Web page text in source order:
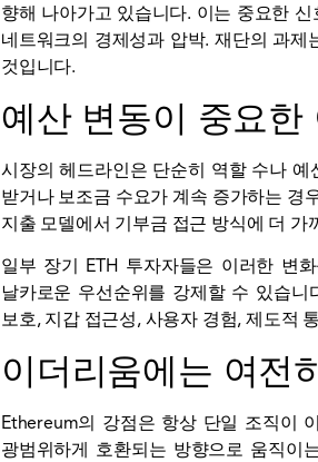
향해 나아가고 있습니다. 이는 중요한 신
네트워크의 경제성과 압박. 재단의 과
것입니다.
예산 변동이 중요한
시장의 헤드라인은 단순히 역할 수나
받거나 보조금 수요가 계속 증가하는 경
지출 모델에서 기부금 접근 방식에 더
일부 장기 ETH 투자자들은 이러한 변
날카로운 우선순위를 강제할 수 있습
보호, 지갑접근성, 사용자 경험, 제도적
이더리움에는 여전
Ethereum의 강점은 항상 단일 조직이
광범위하게 호환되는 방향으로 움직이